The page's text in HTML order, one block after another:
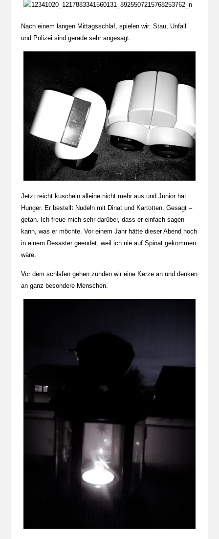
Nach einem langen Mittagsschlaf, spielen wir: Stau, Unfall
und Polizei sind gerade sehr angesagt.
Jetzt reicht kuscheln alleine nicht mehr aus und Junior hat
Hunger. Er bestellt Nudeln mit Dinat und Kartotten. Gesagt –
getan. Ich freue mich sehr darüber, dass er einfach sagen
kann, was er möchte. Vor einem Jahr hätte dieser Abend noch
in einem Desaster geendet, weil ich nie auf Spinat gekommen
wäre.
Vor dem schlafen gehen zünden wir eine Kerze an und denken
an ganz besondere Menschen.